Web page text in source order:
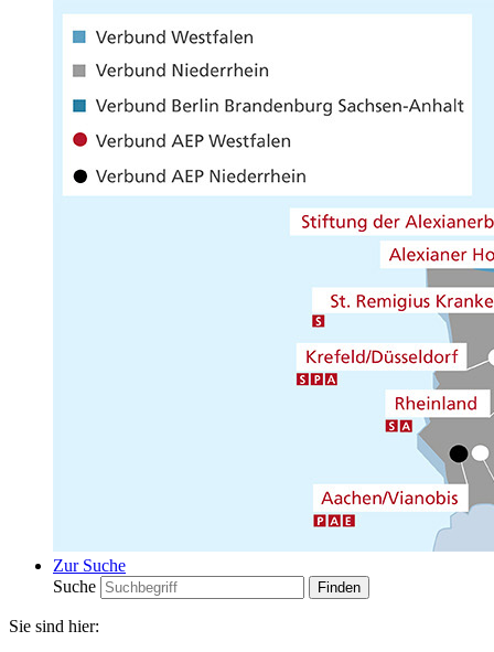
Zur Suche
Suche
Sie sind hier: